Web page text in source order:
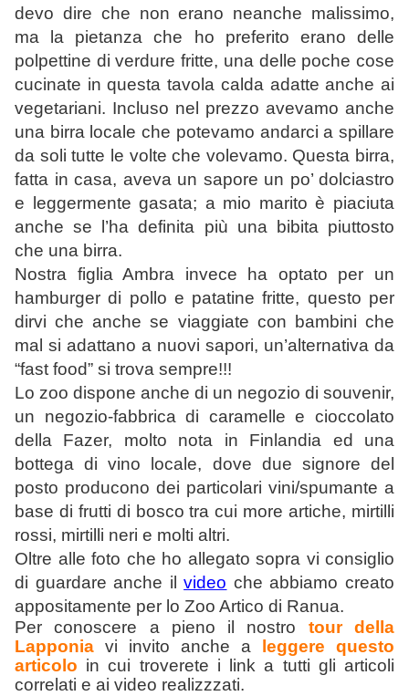
devo dire che non erano neanche malissimo,
ma la pietanza che ho preferito erano delle
polpettine di verdure fritte, una delle poche cose
cucinate in questa tavola calda adatte anche ai
vegetariani. Incluso nel prezzo avevamo anche
una birra locale che potevamo andarci a spillare
da soli tutte le volte che volevamo. Questa birra,
fatta in casa, aveva un sapore un po’ dolciastro
e leggermente gasata; a mio marito è piaciuta
anche se l’ha definita più una bibita piuttosto
che una birra.
Nostra figlia Ambra invece ha optato per un
hamburger di pollo e patatine fritte, questo per
dirvi che anche se viaggiate con bambini che
mal si adattano a nuovi sapori, un’alternativa da
“fast food” si trova sempre!!!
Lo zoo dispone anche di un negozio di souvenir,
un negozio-fabbrica di caramelle e cioccolato
della Fazer, molto nota in Finlandia ed una
bottega di vino locale, dove due signore del
posto producono dei particolari vini/spumante a
base di frutti di bosco tra cui more artiche, mirtilli
rossi, mirtilli neri e molti altri.
Oltre alle foto che ho allegato sopra vi consiglio
di guardare anche ilvideo che abbiamo creato
appositamente per lo Zoo Artico di Ranua.
Per conoscere a pieno il nostro tour della
Lapponia vi invito anche a leggere questo
articolo in cui troverete i link a tutti gli articoli
correlati e ai video realizzzati.